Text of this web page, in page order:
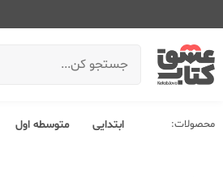
محصولات: ابتدایی متوسطه اول